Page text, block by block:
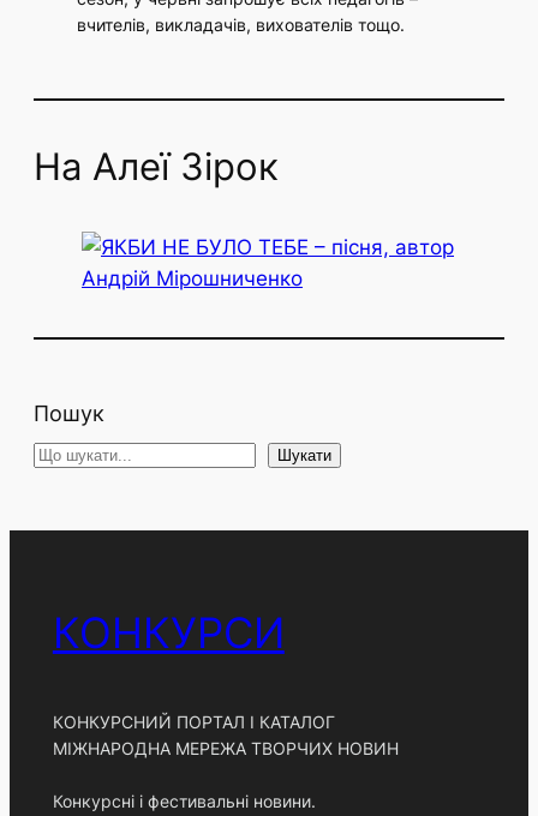
вчителів, викладачів, вихователів тощо.
На Алеї Зірок
Пошук
S
Шукати
КОНКУРСИ
КОНКУРСНИЙ ПОРТАЛ І КАТАЛОГ
МІЖНАРОДНА МЕРЕЖА ТВОРЧИХ НОВИН
Конкурсні і фестивальні новини.